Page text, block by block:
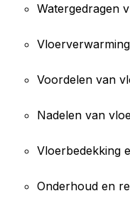
Watergedragen
Voordelen van
Nadelen van
Vloerbedekking
Onderhoud en